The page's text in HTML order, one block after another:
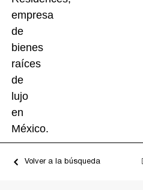
Volver a la búsqueda